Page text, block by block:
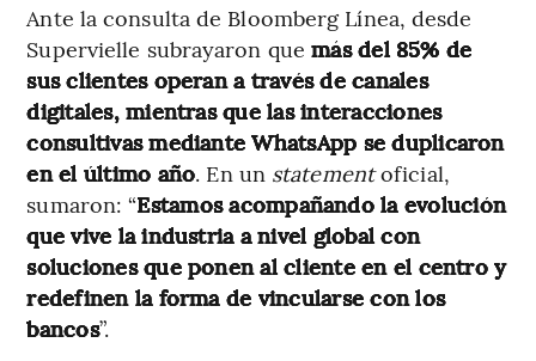
Ante la consulta de Bloomberg Línea, desde
Supervielle subrayaron quemás del 85% de
sus clientes operan a través de canales
digitales, mientras que las interacciones
consultivas mediante WhatsApp se duplicaron
en el último año. En un statementoficial,
sumaron: “Estamos acompañando la evolución
que vive la industria a nivel global con
soluciones que ponen al cliente en el centro y
redefinen la forma de vincularse con los
bancos”.